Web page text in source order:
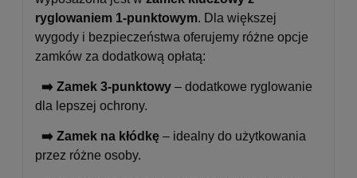
ryglowaniem 1-punktowym. Dla większej
wygody i bezpieczeństwa oferujemy różne opcje
zamków za dodatkową opłatą:
➡️ Zamek 3-punktowy – dodatkowe ryglowanie
dla lepszej ochrony.
➡️ Zamek na kłódkę – idealny do użytkowania
przez różne osoby.